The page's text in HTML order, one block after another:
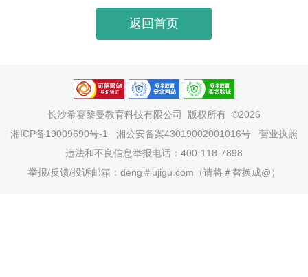
返回首页
长沙希赛黎曼教育科技有限公司
版权所有 ©2026
湘ICP备19009690号-1
湘公安备案43019002001016号
营业执照
违法和不良信息举报电话：400-118-7898
举报/反馈/投诉邮箱：deng＃ujigu.com（请将＃替换成@）